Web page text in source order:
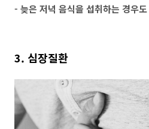
- 늦은 저녁 음식을 섭취하는 경우
3. 심장질환